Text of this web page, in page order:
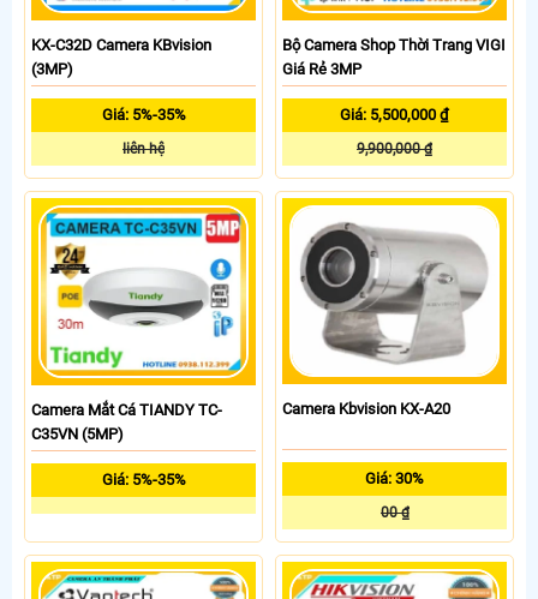
KX-C32D Camera KBvision
(3MP)
Giá: 5%-35%
liên hệ
Bộ Camera Shop Thời Trang VIGI
Giá Rẻ 3MP
Giá: 5,500,000 ₫
9,900,000 ₫
Camera Mắt Cá TIANDY TC-
C35VN (5MP)
Giá: 5%-35%
Camera Kbvision KX-A20
Giá: 30%
00 ₫